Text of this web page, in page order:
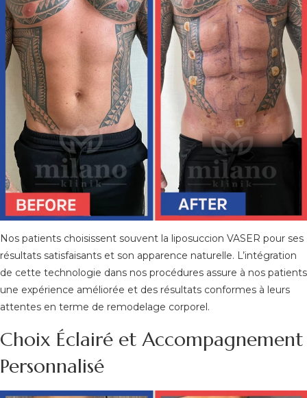
Nos patients choisissent souvent la liposuccion VASER pour ses
résultats satisfaisants et son apparence naturelle. L’intégration
de cette technologie dans nos procédures assure à nos patients
une expérience améliorée et des résultats conformes à leurs
attentes en terme de remodelage corporel.
Choix Éclairé et Accompagnement
Personnalisé